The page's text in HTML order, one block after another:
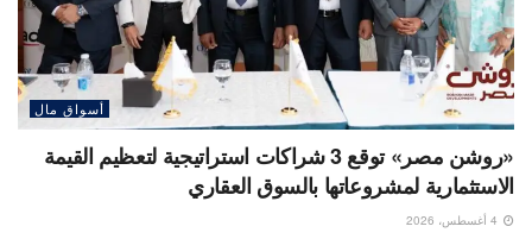
أسواق مال
«روشن مصر» توقع 3 شراكات استراتيجية لتعظيم القيمة
الاستثمارية لمشروعاتها بالسوق العقاري